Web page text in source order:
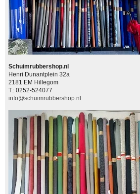
Schuimrubbershop.nl
Henri Dunantplein 32a
2181 EM Hillegom
T.: 0252-524077
info@schuimrubbershop.nl